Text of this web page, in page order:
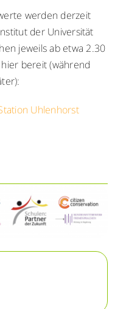
werden derzeit
der Universität
jeweils ab etwa 2.30
hier bereit (während
Uhlenhorst